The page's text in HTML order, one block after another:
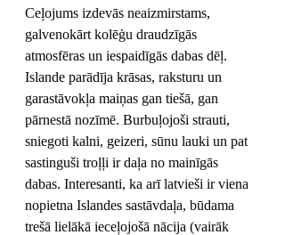
Ceļojums izdevās neaizmirstams,
galvenokārt kolēģu draudzīgās
atmosfēras un iespaidīgās dabas dēļ.
Islande parādīja krāsas, raksturu un
garastāvokļa maiņas gan tiešā, gan
pārnestā nozīmē. Burbuļojoši strauti,
sniegoti kalni, geizeri, sūnu lauki un pat
sastinguši troļļi ir daļa no mainīgās
dabas. Interesanti, ka arī latvieši ir viena
nopietna Islandes sastāvdaļa, būdama
trešā lielākā ieceļojošā nācija (vairāk